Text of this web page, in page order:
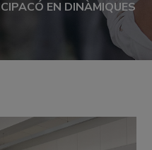
EN DINÀMIQUES